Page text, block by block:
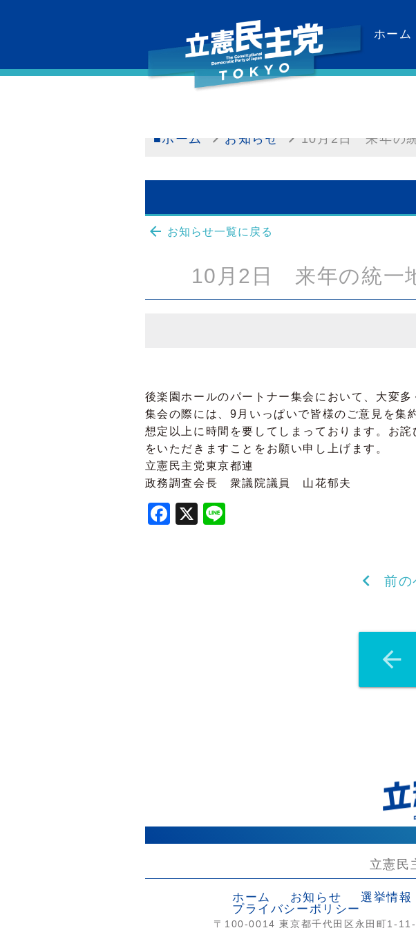
ホーム
■ホーム お知らせ 10月2日 来年の統
arrow_back お知らせ一覧に戻る
10月2日 来年の統一
後楽園ホールのパートナー集会において、大変
集会の際には、9月いっぱいで皆様のご意見を集
想定以上に時間を要してしまっております。お
をいただきますことをお願い申し上げます。
立憲民主党東京都連
政務調査会長 衆議院議員 山花郁夫
Facebook
X
chevron_left 前の
arrow_back
立憲民
ホーム お知らせ 選挙情報
プライバシーポリシー
〒100-0014東京都千代田区永田町1-